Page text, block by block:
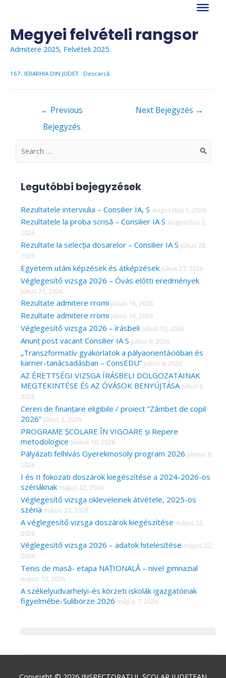
contentMegyei felvételi rangsor
Admitere 2025, Felvételi 2025
167- IERARHIA DIN JUDET Descarcă
← Previous
Bejegyzés
Next Bejegyzés →
S
c
h
f
o
r
:
Legutóbbi bejegyzések
Rezultatele interviului – Consilier IA, S augusztus 5, 2026
Rezultatele la proba scrisă – Consilier IA S augusztus 3,
2026
Rezultate la selecția dosarelor – Consilier IA S július 28,
2026
Egyetem utáni képzések és átképzések július 27, 2026
Véglegesítő vizsga 2026 – Óvás előtti eredmények
július 21, 2026
Rezultate admitere rromi július 16, 2026
Rezultate admitere rromi július 16, 2026
Véglegesítő vizsga 2026 – írásbeli július 10, 2026
Anunț post vacant Consilier IA S július 9, 2026
„Transzformatív gyakorlatok a pályaorientációban és
karrier-tanácsadásban – ConsEDU” július 9, 2026
AZ ÉRETTSÉGI VIZSGA ÍRÁSBELI DOLGOZATAINAK
MEGTEKINTÉSE ÉS AZ ÓVÁSOK BENYÚJTÁSA július 6,
2026
Cereri de finanțare eligibile / proiect ”Zâmbet de copil
2026” július 2, 2026
PROGRAME ȘCOLARE ÎN VIGOARE și Repere
metodologice június 10, 2026
Pályázati felhívás Gyerekmosoly program 2026 június 9,
2026
I és II fokozati doszárok kiegészítése a 2024-2026-os
szériáknak május 22, 2026
Véglegesítő vizsga okleveleinek átvétele, 2025-ös
széria május 22, 2026
A véglegesítő vizsga doszárok kiegészítése május 22,
2026
Véglegesítő vizsga 2026 – adatok hitelesítése május 22,
2026
Tenis de masă- etapa NAȚIONALĂ – nivel gimnazial
május 10, 2026
A székelyudvarhelyi-és körzeti iskolák igazgatóinak
figyelmébe-Sulibörze 2026 május 7, 2026